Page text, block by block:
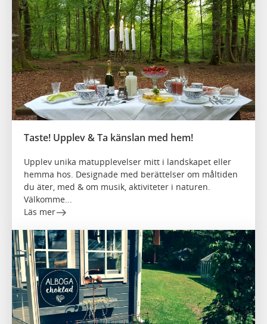
Taste! Upplev & Ta känslan med hem!
Upplev unika matupplevelser mitt i landskapet eller
hemma hos. Designade med berättelser om måltiden
du äter, med & om musik, aktiviteter i naturen.
Välkomme...
Läs mer